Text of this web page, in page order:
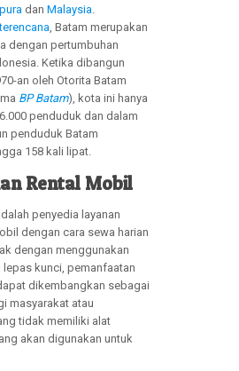
dan Malaysia.
, Batam merupakan
dengan pertumbuhan
Ketika dibangun
an oleh Otorita Batam
BP Batam), kota ini hanya
penduduk dan dalam
penduduk Batam
158 kali lipat.
Rental Mobil
penyedia layanan
dengan cara sewa harian
dengan menggunakan
lepas kunci, pemanfaatan
dikembangkan sebagai
masyarakat atau
tidak memiliki alat
akan digunakan untuk